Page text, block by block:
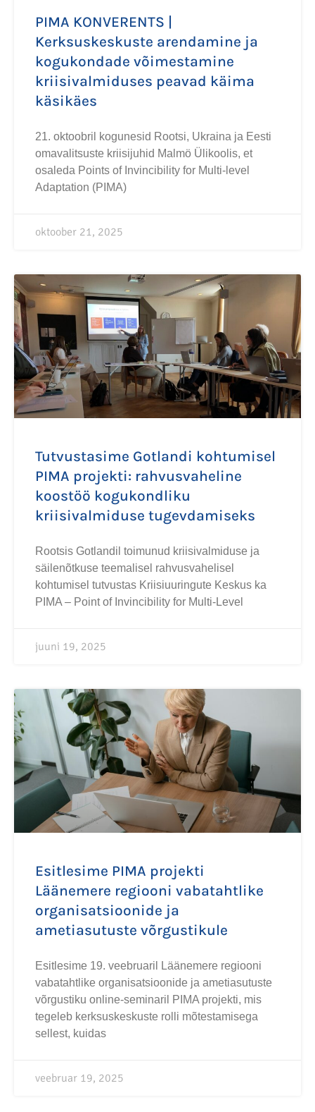
PIMA KONVERENTS |
Kerksuskeskuste arendamine ja
kogukondade võimestamine
kriisivalmiduses peavad käima
käsikäes
21. oktoobril kogunesid Rootsi, Ukraina ja Eesti
omavalitsuste kriisijuhid Malmö Ülikoolis, et
osaleda Points of Invincibility for Multi-level
Adaptation (PIMA)
oktoober 21, 2025
Tutvustasime Gotlandi kohtumisel
PIMA projekti: rahvusvaheline
koostöö kogukondliku
kriisivalmiduse tugevdamiseks
Rootsis Gotlandil toimunud kriisivalmiduse ja
säilenõtkuse teemalisel rahvusvahelisel
kohtumisel tutvustas Kriisiuuringute Keskus ka
PIMA – Point of Invincibility for Multi-Level
juuni 19, 2025
Esitlesime PIMA projekti
Läänemere regiooni vabatahtlike
organisatsioonide ja
ametiasutuste võrgustikule
Esitlesime 19. veebruaril Läänemere regiooni
vabatahtlike organisatsioonide ja ametiasutuste
võrgustiku online-seminaril PIMA projekti, mis
tegeleb kerksuskeskuste rolli mõtestamisega
sellest, kuidas
veebruar 19, 2025